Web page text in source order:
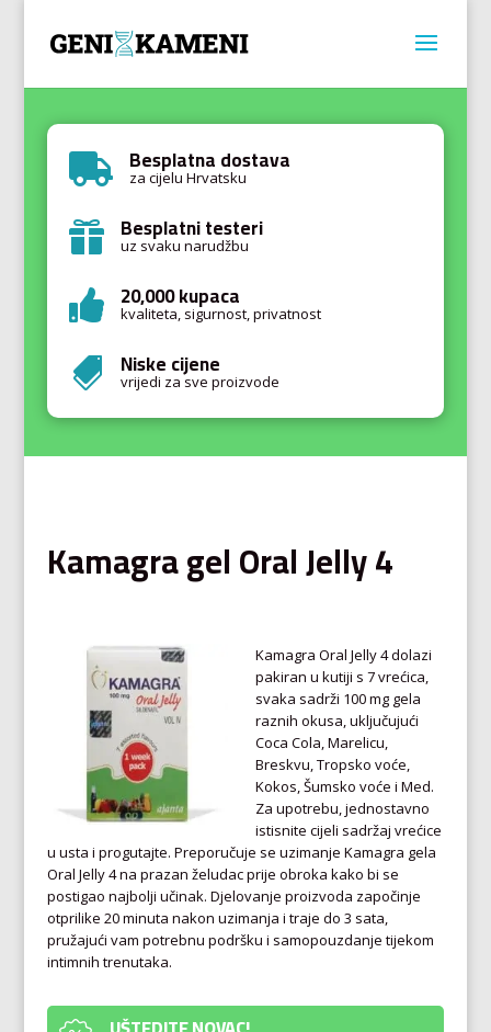
 Besplatna dostava
za cijelu Hrvatsku
 Besplatni testeri
uz svaku narudžbu
 20,000 kupaca
kvaliteta, sigurnost, privatnost
 Niske cijene
vrijedi za sve proizvode
Kamagra gel Oral Jelly 4
Kamagra Oral Jelly 4 dolazi
pakiran u kutiji s 7 vrećica,
svaka sadrži 100 mg gela
raznih okusa, uključujući
Coca Cola, Marelicu,
Breskvu, Tropsko voće,
Kokos, Šumsko voće i Med.
Za upotrebu, jednostavno
istisnite cijeli sadržaj vrećice
u usta i progutajte. Preporučuje se uzimanje Kamagra gela
Oral Jelly 4 na prazan želudac prije obroka kako bi se
postigao najbolji učinak. Djelovanje proizvoda započinje
otprilike 20 minuta nakon uzimanja i traje do 3 sata,
pružajući vam potrebnu podršku i samopouzdanje tijekom
intimnih trenutaka.